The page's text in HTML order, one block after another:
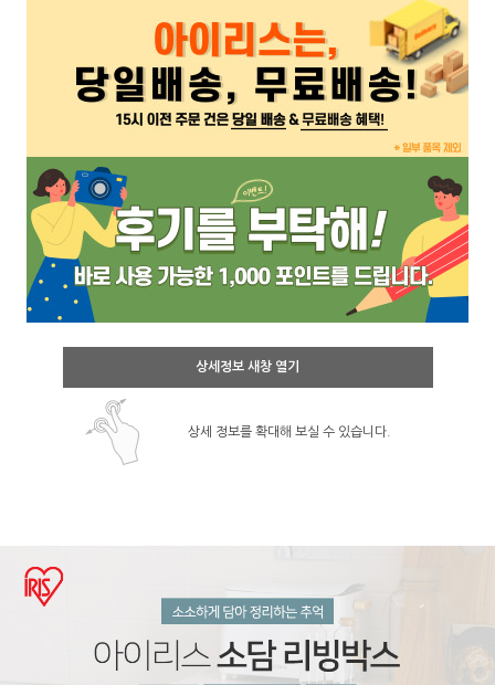
상세정보 새창 열기
상세 정보를 확대해 보실 수 있습니다.